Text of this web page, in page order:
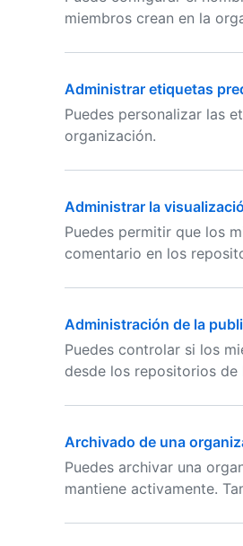
miembros crean en la
Administrar etiquetas
Puedes personalizar las
organización.
Administrar la
Puedes permitir que los
comentario en los
Administración de la
Puedes controlar si los
desde los repositorios de
Archivado de una
Puedes archivar una
mantiene activamente.